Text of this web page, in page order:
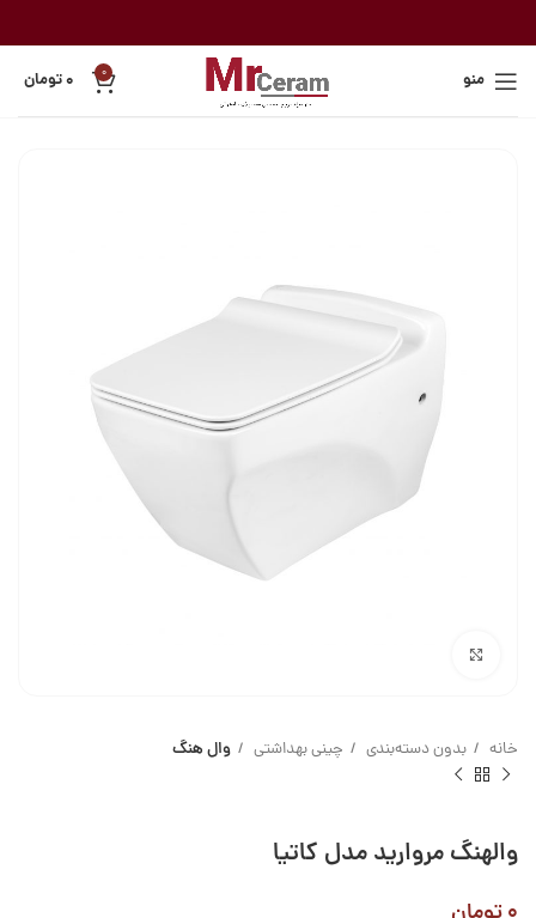
منو 0 ۰تومان
خانه بدون دسته‌بندی چینی بهداشتی وال هنگ
والهنگ مروارید مدل کاتیا